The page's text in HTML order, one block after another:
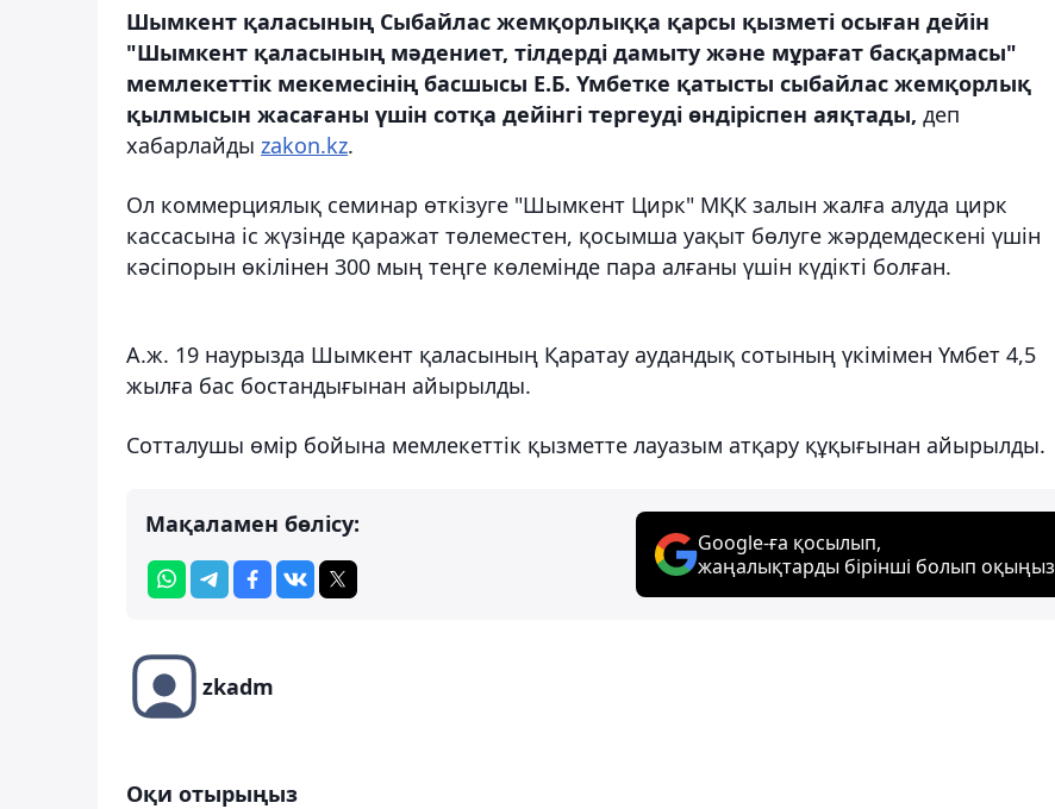
Шымкент қаласының Сыбайлас жемқорлыққа қарсы қызметі осыған дейін
"Шымкент қаласының мәдениет, тілдерді дамыту және мұрағат басқармасы"
мемлекеттік мекемесінің басшысы Е.Б. Үмбетке қатысты сыбайлас жемқорлық
қылмысын жасағаны үшін сотқа дейінгі тергеуді өндіріспен аяқтады, деп
хабарлайды zakon.kz.
Ол коммерциялық семинар өткізуге "Шымкент Цирк" МҚК залын жалға алуда цирк
кассасына іс жүзінде қаражат төлеместен, қосымша уақыт бөлуге жәрдемдескені үшін
кәсіпорын өкілінен 300 мың теңге көлемінде пара алғаны үшін күдікті болған.
А.ж. 19 наурызда Шымкент қаласының Қаратау аудандық сотының үкімімен Үмбет 4,5
жылға бас бостандығынан айырылды.
Сотталушы өмір бойына мемлекеттік қызметте лауазым атқару құқығынан айырылды.
Мақаламен бөлісу:
Google-ға қосылып,
жаңалықтарды бірінші болып оқыңыз
zkadm
Оқи отырыңыз